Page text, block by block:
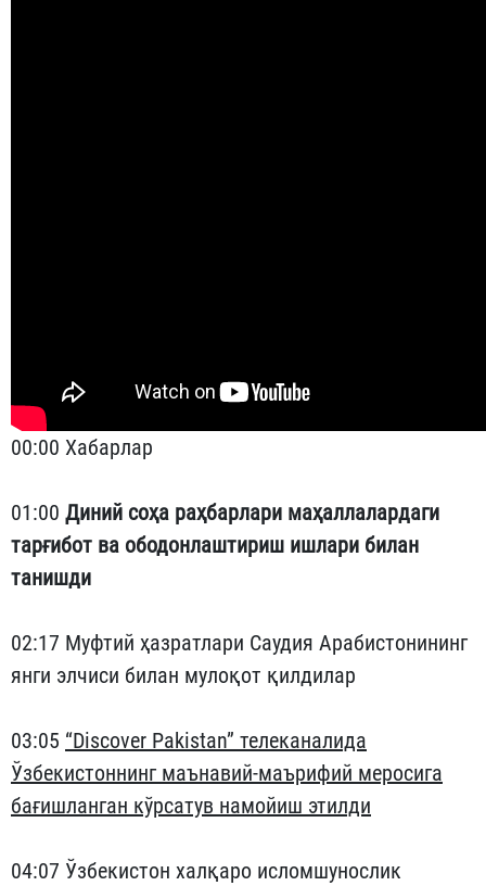
00:00 Хабарлар
01:00 Диний соҳа раҳбарлари маҳаллалардаги
тарғибот ва ободонлаштириш ишлари билан
танишди
02:17 Муфтий ҳазратлари Саудия Арабистонининг
янги элчиси билан мулоқот қилдилар
03:05 “Discover Pakistan” телеканалида
Ўзбекистоннинг маънавий-маърифий меросига
бағишланган кўрсатув намойиш этилди
04:07 Ўзбекистон халқаро исломшунослик